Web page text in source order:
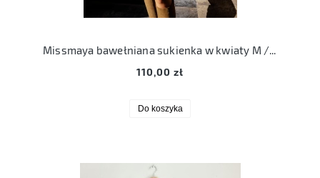
110,00 zł
Do koszyka